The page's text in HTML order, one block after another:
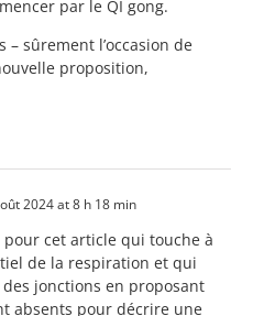
par le QI gong.
– sûrement l’occasion de
proposition,
2024 at 8 h 18 min
cet article qui touche à
de la respiration et qui
jonctions en proposant
absents pour décrire une